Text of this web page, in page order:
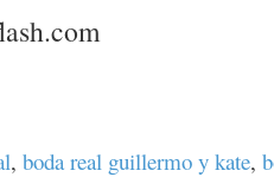
, boda real guillermo y kate,